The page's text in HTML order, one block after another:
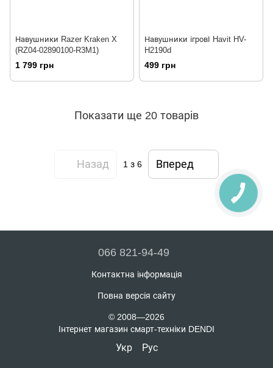
Навушники Razer Kraken X
(RZ04-02890100-R3M1)
1 799 грн
Навушники ігровІ Havit HV-
H2190d
499 грн
Показати ще 20 товарів
Назад 1 з 6 Вперед
066 821-94-49
Контактна інформація
Повна версія сайту
© 2008—2026
Інтернет магазин смарт-техніки DENDI
Укр Рус